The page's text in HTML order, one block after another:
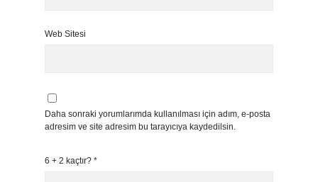
Web Sitesi
Daha sonraki yorumlarımda kullanılması için adım, e-posta
adresim ve site adresim bu tarayıcıya kaydedilsin.
6 + 2 kaçtır? *